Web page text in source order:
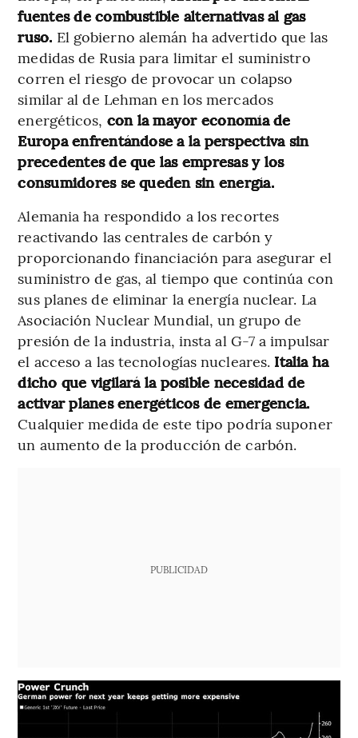
fuentes de combustible alternativas al gas
ruso. El gobierno alemán ha advertido que las
medidas de Rusia para limitar el suministro
corren el riesgo de provocar un colapso
similar al de Lehman en los mercados
energéticos, con la mayor economía de
Europa enfrentándose a la perspectiva sin
precedentes de que las empresas y los
consumidores se queden sin energía.
Alemania ha respondido a los recortes
reactivando las centrales de carbón y
proporcionando financiación para asegurar el
suministro de gas, al tiempo que continúa con
sus planes de eliminar la energía nuclear. La
Asociación Nuclear Mundial, un grupo de
presión de la industria, insta al G-7 a impulsar
el acceso a las tecnologías nucleares. Italia ha
dicho que vigilará la posible necesidad de
activar planes energéticos de emergencia.
Cualquier medida de este tipo podría suponer
un aumento de la producción de carbón.
PUBLICIDAD